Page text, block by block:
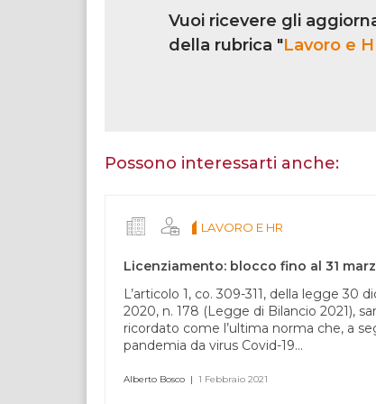
Vuoi ricevere gli
della rubrica "Lavoro e
essere
questo
campo
Possono interessarti anche:
LAVORO E HR
Licenziamento: blocco fino al 31
L’articolo 1, co. 309-311, della legge 30
2020, n. 178 (Legge di Bilancio 2021),
ricordato come l’ultima norma che, a
pandemia da virus Covid-19...
Alberto Bosco | 1 Febbraio 2021